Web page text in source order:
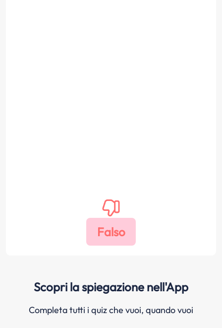
Scopri la spiegazione nell'App
Completa tutti i quiz che vuoi, quando vuoi